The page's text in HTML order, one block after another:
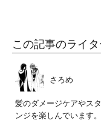
この記事のライタ
さろめ
髪のダメージケアやス
ンジを楽しんでいます